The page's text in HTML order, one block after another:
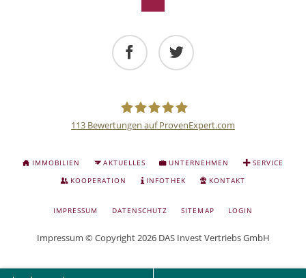
Anlage
und
113 Bewertungen auf ProvenExpert.com
NAVIGATION
ÜBERSPRINGEN
IMMOBILIEN AKTUELLES UNTERNEHMEN
SERVICE
KOOPERATION
INFOTHEK KONTAKT
IMPRESSUM DATENSCHUTZ SITEMAP LOGIN
Impressum © Copyright 2026 DAS Invest Vertriebs GmbH